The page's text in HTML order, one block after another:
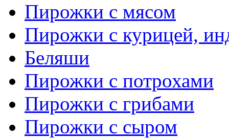
Пирожки с мясом
Пирожки с курицей,
Беляши
Пирожки с потрохами
Пирожки с грибами
Пирожки с сыром